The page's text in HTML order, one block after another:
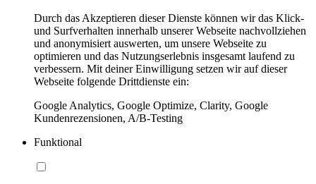
Durch das Akzeptieren dieser Dienste können wir das Klick-
und Surfverhalten innerhalb unserer Webseite nachvollziehen
und anonymisiert auswerten, um unsere Webseite zu
optimieren und das Nutzungserlebnis insgesamt laufend zu
verbessern. Mit deiner Einwilligung setzen wir auf dieser
Webseite folgende Drittdienste ein:
Google Analytics, Google Optimize, Clarity, Google
Kundenrezensionen, A/B-Testing
Funktional